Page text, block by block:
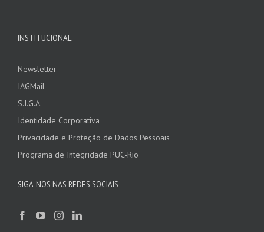
INSTITUCIONAL
Newsletter
IAGMail
S.I.G.A.
Identidade Corporativa
Privacidade e Proteção de Dados Pessoais
Programa de Integridade PUC-Rio
SIGA-NOS NAS REDES SOCIAIS